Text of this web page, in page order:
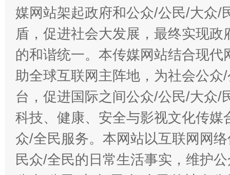
媒网站架起政府和公众/公民/大众/
盾，促进社会大发展，最终实现
的和谐统一。本传媒网站结合现
助全球互联网主阵地，为社会公
台，促进国际之间公众/公民/大众/
科技、健康、安全与影视文化传
众/全民服务。本网站以互联网网
民众/全民的日常生活事实，维护